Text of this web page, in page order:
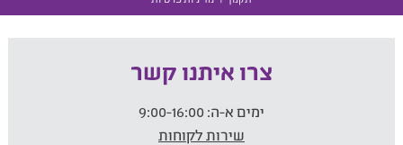
צרו איתנו קשר
ימים א-ה:
שירות לקוחות